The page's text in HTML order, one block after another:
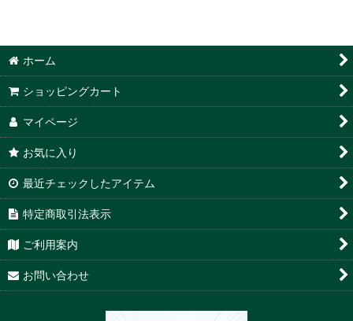
ホーム
ショッピングカート
マイページ
お気に入り
最近チェックしたアイテム
特定商取引法表示
ご利用案内
お問い合わせ